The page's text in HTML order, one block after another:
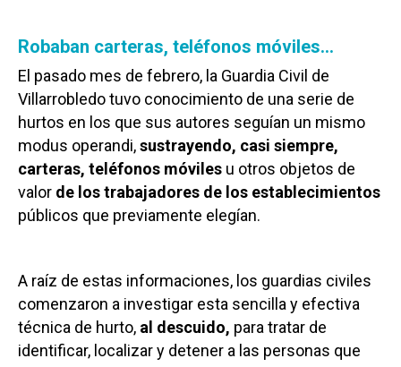
Robaban carteras, teléfonos móviles…
El pasado mes de febrero, la Guardia Civil de
Villarrobledo tuvo conocimiento de una serie de
hurtos en los que sus autores seguían un mismo
modus operandi,sustrayendo, casi siempre,
carteras, teléfonos móviles u otros objetos de
valor de los trabajadores de los establecimientos
públicos que previamente elegían.
A raíz de estas informaciones, los guardias civiles
comenzaron a investigar esta sencilla y efectiva
técnica de hurto, al descuido, para tratar de
identificar, localizar y detener a las personas que